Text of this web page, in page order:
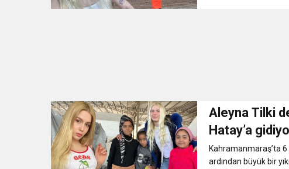
Aleyna Tilki
Hatay’a
Kahramanmaraş’ta
ardından büyük bir